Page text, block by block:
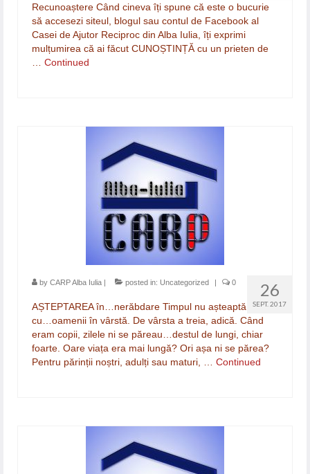
Recunoaștere Când cineva îți spune că este o bucurie
să accesezi siteul, blogul sau contul de Facebook al
Casei de Ajutor Reciproc din Alba Iulia, îți exprimi
mulțumirea că ai făcut CUNOȘTINȚĂ cu un prieten de
… Continued
26
SEPT. 2017
by CARP Alba Iulia posted in: Uncategorized 0
AȘTEPTAREA în…nerăbdare Timpul nu așteaptă
cu…oamenii în vârstă. De vârsta a treia, adică. Când
eram copii, zilele ni se păreau…destul de lungi, chiar
foarte. Oare viața era mai lungă? Ori așa ni se părea?
Pentru părinții noștri, adulți sau maturi, … Continued